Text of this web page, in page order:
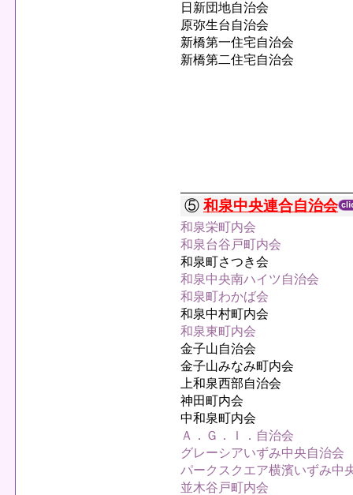
日新団地自治会
原弥生台自治会
新橋第一住宅自治会
新橋第二住宅自治会
⑤ 和泉中央連合自治会
和泉栄町内会
和泉台谷戸町内会
和泉町さつき会
和泉中央南ハイツ自治会
和泉町わかば会
和泉中村町内会
和泉東町内会
金子山自治会
金子山みなみ町内会
上和泉西部自治会
神田町内会
中和泉町内会
Ａ．Ｇ．Ｉ．自治会
グレーシアいずみ中央自治会
パークスクエア横濱いずみ中
並木谷戸町内会